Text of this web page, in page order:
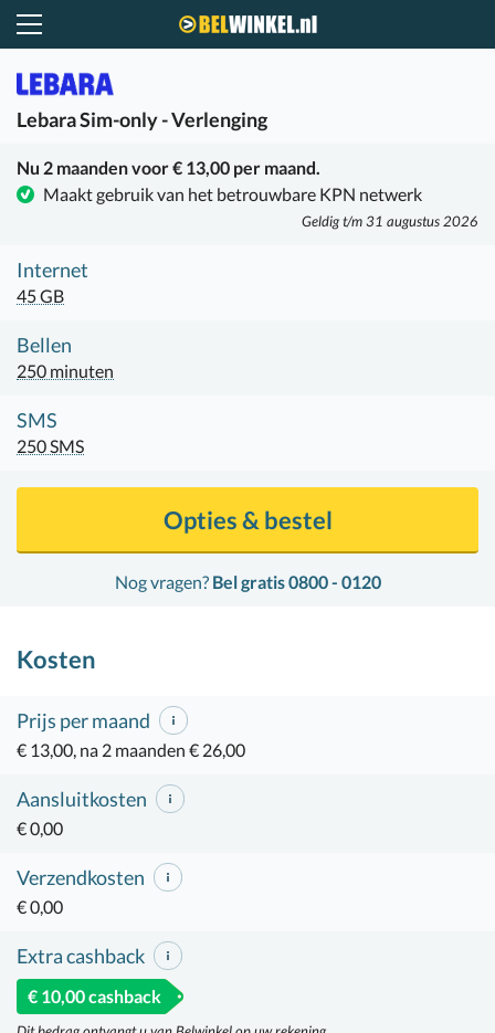
LebaraSim-only - Verlenging
Nu 2 maanden voor € 13,00 per maand.
Maakt gebruik van het betrouwbare KPN netwerk
Geldig t/m 31 augustus 2026
Internet
45 GB
Bellen
250 minuten
SMS
250 SMS
Nog vragen? Bel gratis 0800 - 0120
Opties & bestel
Kosten
Prijs per maand
€ 13,00, na 2 maanden € 26,00
Aansluitkosten
€ 0,00
Verzendkosten
€ 0,00
Extra cashback
€ 10,00 cashback